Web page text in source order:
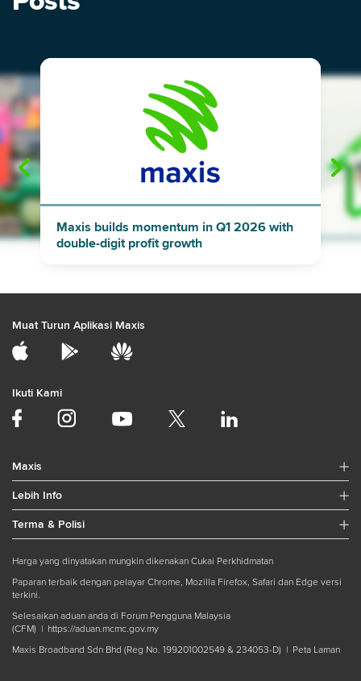
"
Maxis builds momentum in Q1 2026 with
double-digit profit growth
Muat Turun Aplikasi Maxis
Ikuti Kami
Maxis
Lebih Info
Terma & Polisi
Harga yang dinyatakan mungkin dikenakan Cukai Perkhidmatan
Paparan terbaik dengan pelayar Chrome, Mozilla Firefox, Safari dan Edge versi
terkini.
Selesaikan aduan anda di Forum Pengguna Malaysia
(CFM) | https://aduan.mcmc.gov.my
Maxis Broadband Sdn Bhd (Reg No. 199201002549 & 234053-D) | Peta Laman